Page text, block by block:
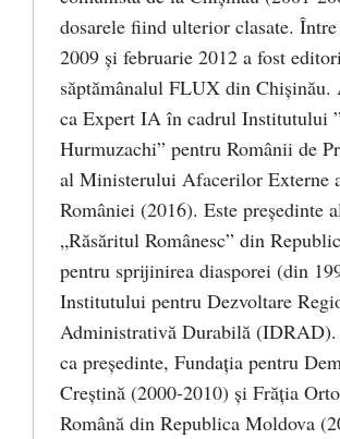
dosarele fiind ulterior clasate.
2009 și februarie 2012 a fost
săptămânalul FLUX din Chişinău.
ca Expert IA în cadrul Institutului
Hurmuzachi” pentru Românii de
al Ministerului Afacerilor Externe
României (2016). Este preşedinte
„Răsăritul Românesc” din
pentru sprijinirea diasporei (din
Institutului pentru Dezvoltare
Administrativă Durabilă (IDRAD).
ca președinte, Fundaţia pentru
Creştină (2000-2010) și Frăţia
Română din Republica Moldova